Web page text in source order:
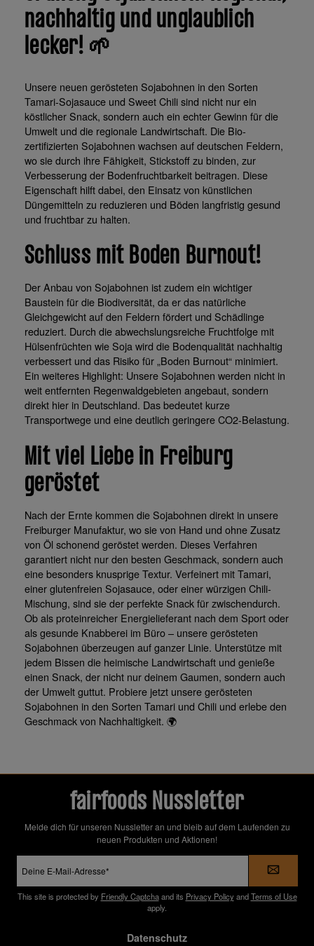
nachhaltig und unglaublich
lecker! 🌱
Unsere neuen gerösteten Sojabohnen in den Sorten
Tamari-Sojasauce und Sweet Chili sind nicht nur ein
köstlicher Snack, sondern auch ein echter Gewinn für die
Umwelt und die regionale Landwirtschaft. Die Bio-
zertifizierten Sojabohnen wachsen auf deutschen Feldern,
wo sie durch ihre Fähigkeit, Stickstoff zu binden, zur
Verbesserung der Bodenfruchtbarkeit beitragen. Diese
Eigenschaft hilft dabei, den Einsatz von künstlichen
Düngemitteln zu reduzieren und Böden langfristig gesund
und fruchtbar zu halten.
Schluss mit Boden Burnout!
Der Anbau von Sojabohnen ist zudem ein wichtiger
Baustein für die Biodiversität, da er das natürliche
Gleichgewicht auf den Feldern fördert und Schädlinge
reduziert. Durch die abwechslungsreiche Fruchtfolge mit
Hülsenfrüchten wie Soja wird die Bodenqualität nachhaltig
verbessert und das Risiko für „Boden Burnout“ minimiert.
Ein weiteres Highlight: Unsere Sojabohnen werden nicht in
weit entfernten Regenwaldgebieten angebaut, sondern
direkt hier in Deutschland. Das bedeutet kurze
Transportwege und eine deutlich geringere CO2-Belastung.
Mit viel Liebe in Freiburg
geröstet
Nach der Ernte kommen die Sojabohnen direkt in unsere
Freiburger Manufaktur, wo sie von Hand und ohne Zusatz
von Öl schonend geröstet werden. Dieses Verfahren
garantiert nicht nur den besten Geschmack, sondern auch
eine besonders knusprige Textur. Verfeinert mit Tamari,
einer glutenfreien Sojasauce, oder einer würzigen Chili-
Mischung, sind sie der perfekte Snack für zwischendurch.
Ob als proteinreicher Energielieferant nach dem Sport oder
als gesunde Knabberei im Büro – unsere gerösteten
Sojabohnen überzeugen auf ganzer Linie. Unterstütze mit
jedem Bissen die heimische Landwirtschaft und genieße
einen Snack, der nicht nur deinem Gaumen, sondern auch
der Umwelt guttut. Probiere jetzt unsere gerösteten
Sojabohnen in den Sorten Tamari und Chili und erlebe den
Geschmack von Nachhaltigkeit. 🌍
fairfoods Nussletter
Melde dich für unseren Nussletter an und bleib auf dem Laufenden zu
neuen Produkten und Aktionen!
Mail-
*This site is protected by Friendly Captchaand its Privacy Policy andTerms of Use
apply.
Datenschutz